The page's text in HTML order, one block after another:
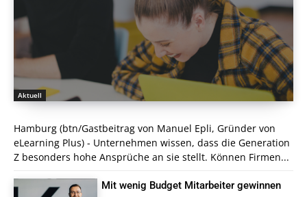
Aktuell
Hamburg (btn/Gastbeitrag von Manuel Epli, Gründer von
eLearning Plus) - Unternehmen wissen, dass die Generation
Z besonders hohe Ansprüche an sie stellt. Können Firmen...
Mit wenig Budget Mitarbeiter gewinnen